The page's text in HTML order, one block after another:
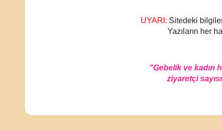
UYARI: Sitedeki
Yazıların her
"Gebelik ve kadın
ziyaretçi